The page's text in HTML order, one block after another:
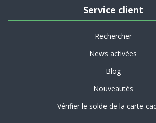
Service client
Rechercher
News activées
Blog
Nouveautés
Vérifier le solde de la carte-